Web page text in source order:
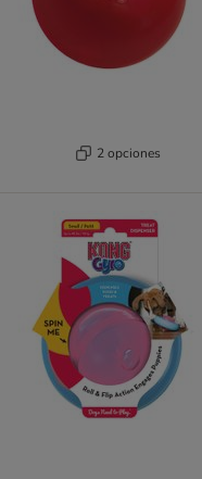
2 opciones